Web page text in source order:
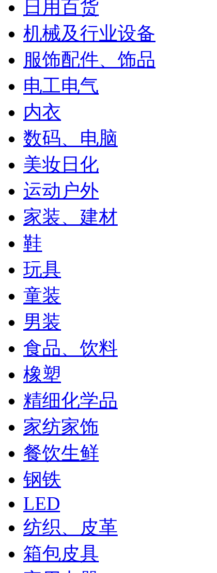
日用百货
机械及行业设备
服饰配件、饰品
电工电气
内衣
数码、电脑
美妆日化
运动户外
家装、建材
鞋
玩具
童装
男装
食品、饮料
橡塑
精细化学品
家纺家饰
餐饮生鲜
钢铁
LED
纺织、皮革
箱包皮具